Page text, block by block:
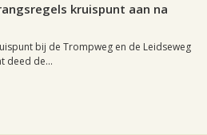
kruispunt aan na
bij de Trompweg en de Leidseweg
deed de...